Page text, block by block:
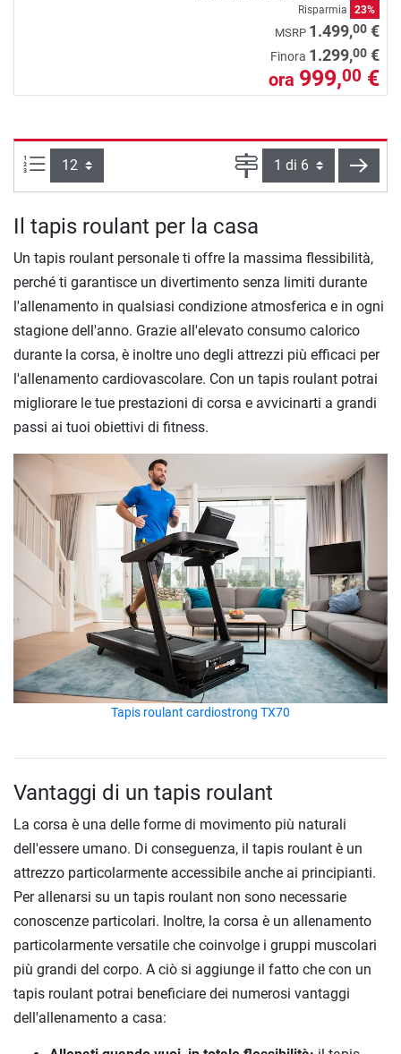
Risparmia
23%
MSRP 1.499,00 €
Finora 1.299,00 €
ora 999,00 €
Articoli per pagina: Pagina
Il tapis roulant per la casa
Un tapis roulant personale ti offre la massima flessibilità,
perché ti garantisce un divertimento senza limiti durante
l'allenamento in qualsiasi condizione atmosferica e in ogni
stagione dell'anno. Grazie all'elevato consumo calorico
durante la corsa, è inoltre uno degli attrezzi più efficaci per
l'allenamento cardiovascolare. Con un tapis roulant potrai
migliorare le tue prestazioni di corsa e avvicinarti a grandi
passi ai tuoi obiettivi di fitness.
Tapis roulant cardiostrong TX70
Vantaggi di un tapis roulant
La corsa è una delle forme di movimento più naturali
dell'essere umano. Di conseguenza, il tapis roulant è un
attrezzo particolarmente accessibile anche ai principianti.
Per allenarsi su un tapis roulant non sono necessarie
conoscenze particolari. Inoltre, la corsa è un allenamento
particolarmente versatile che coinvolge i gruppi muscolari
più grandi del corpo. A ciò si aggiunge il fatto che con un
tapis roulant potrai beneficiare dei numerosi vantaggi
dell'allenamento a casa: